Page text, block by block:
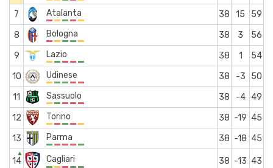
7
Atalanta 38 15
59
8
Bologna 38 3
56
9
Lazio 38 1
54
10
Udinese 38 -3
50
11
Sassuolo 38 -4
49
12
Torino 38 -19 45
13
Parma 38 -18 45
14
▲
Cagliari 38 -13 43